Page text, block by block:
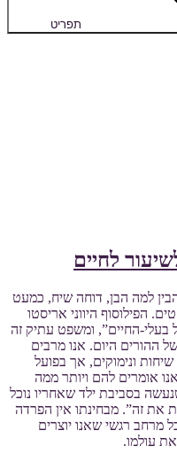
תפריט
לחיים
למה הבן, דוחה שיח, כמעט
הפילוסוף היווני אריסטו
בעלי-החיים”, ומשפט עתיק זה
ההורים היום. אנו מרבים
ונימוקים, אך בפועל
אומרים להם ויותר ממה
בסביבת ילד שאחריו נוכל
את זה”. מבחינתו אין הפרדה
מרחב רגשי שאנו יוצרים
עולמו.